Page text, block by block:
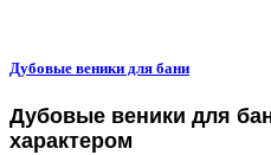
Дубовые веники для бани
Дубовые веники для
характером